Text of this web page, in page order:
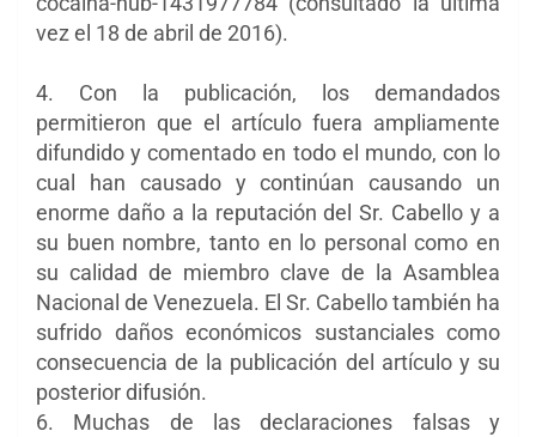
vez el 18 de abril de 2016).
4. Con la publicación, los demandados
permitieron que el artículo fuera ampliamente
difundido y comentado en todo el mundo, con lo
cual han causado y continúan causando un
enorme daño a la reputación del Sr. Cabello y a
su buen nombre, tanto en lo personal como en
su calidad de miembro clave de la Asamblea
Nacional de Venezuela. El Sr. Cabello también ha
sufrido daños económicos sustanciales como
consecuencia de la publicación del artículo y su
posterior difusión.
6. Muchas de las declaraciones falsas y